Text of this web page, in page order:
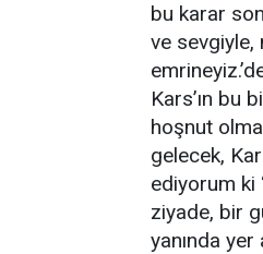
bu karar
ve sevgiyle,
Kars’ın bu
hoşnut
gelecek,
ediyorum ki
ziyade, bir
yanında yer